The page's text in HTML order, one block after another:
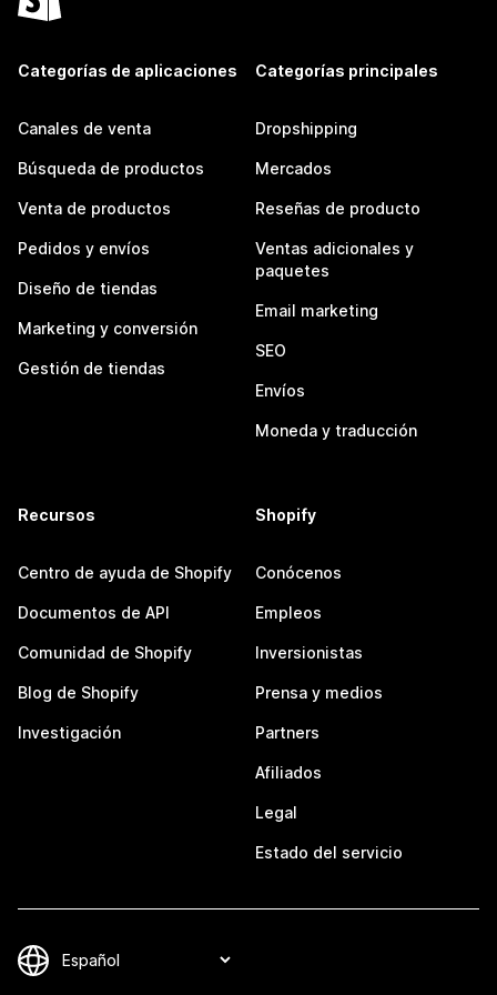
Categorías de aplicaciones
Canales de venta
Búsqueda de productos
Venta de productos
Pedidos y envíos
Diseño de tiendas
Marketing y conversión
Gestión de tiendas
Categorías principales
Dropshipping
Mercados
Reseñas de producto
Ventas adicionales y
paquetes
Email marketing
SEO
Envíos
Moneda y traducción
Recursos
Centro de ayuda de Shopify
Documentos de API
Comunidad de Shopify
Blog de Shopify
Investigación
Shopify
Conócenos
Empleos
Inversionistas
Prensa y medios
Partners
Afiliados
Legal
Estado del servicio